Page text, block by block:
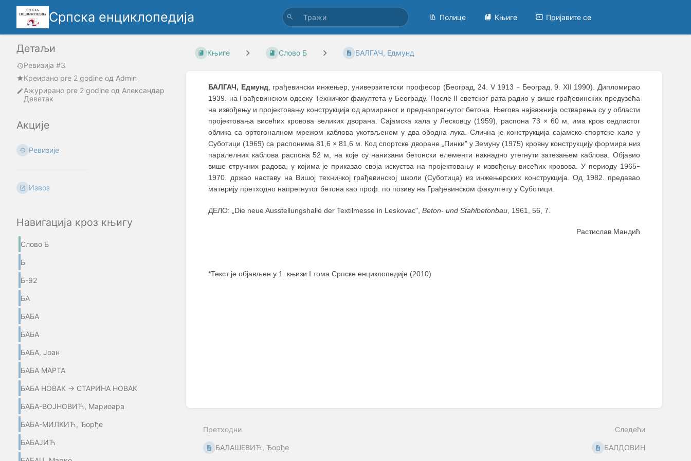
Српска енциклопедија Полице Књиге Пријавите се
Детаљи
Ревизија #3
Креирано pre 2 godine oд Admin
Ажурирано pre 2 godine од Александар
Деветак
Акције
Ревизије
Извоз
Навигација кроз књигу
Слово Б
Б
Б-92
БА
БАБА
БАБА
БАБА, Јоан
БАБА МАРТА
БАБА НОВАК → СТАРИНА НОВАК
БАБА-ВОЈНОВИЋ, Мариоара
БАБА-МИЛКИЋ, Ђорђе
БАБАЈИЋ
Књиге Слово Б БАЛГАЧ, Едмунд
БАЛГАЧ, Едмунд, грађевински инжењер, универзитетски професор (Београд, 24. V 1913 – Београд, 9. XII 1990). Дипломирао
1939. на Грађевинском одсеку Техничког факултета у Београду. После II светског рата радио у више грађевинских предузећа
на извођењу и пројектовању конструкција од армираног и преднапрегнутог бетона. Његова најважнија остварења су у области
пројектовања висећих кровова великих дворана. Сајамска хала у Лесковцу (1959), распона 73 × 60 м, има кров седластог
облика са ортогоналном мрежом каблова укотвљеном у два ободна лука. Слична је конструкција сајамско-спортске хале у
Суботици (1969) са распонима 81,6 × 81,6 м. Код спортске дворане „Пинки" у Земуну (1975) кровну конструкцију формира низ
паралелних каблова распона 52 м, на које су нанизани бетонски елементи накнадно утегнути затезањем каблова. Објавио
више стручних радова, у којима је приказао своја искуства на пројектовању и извођењу висећих кровова. У периоду 1965–
1970. држао наставу на Вишој техничкој грађевинској школи (Суботица) из инжењерских конструкција. Од 1982. предавао
материју претходно напрегнутог бетона као проф. по позиву на Грађевинском факултету у Суботици.
ДЕЛО: „Die neue Ausstellungshalle der Textilmesse in Leskovac", Beton- und Stahlbetonbau , 1961, 56, 7.
Растислав Мандић
*Текст је објављен у 1. књизи I тома Српске енциклопедије (2010)
Претходни
БАЛАШЕВИЋ, Ђорђе
Следећи
БАЛДОВИН